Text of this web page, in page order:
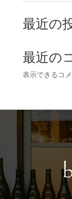
最近の
最近の
表示できるコ